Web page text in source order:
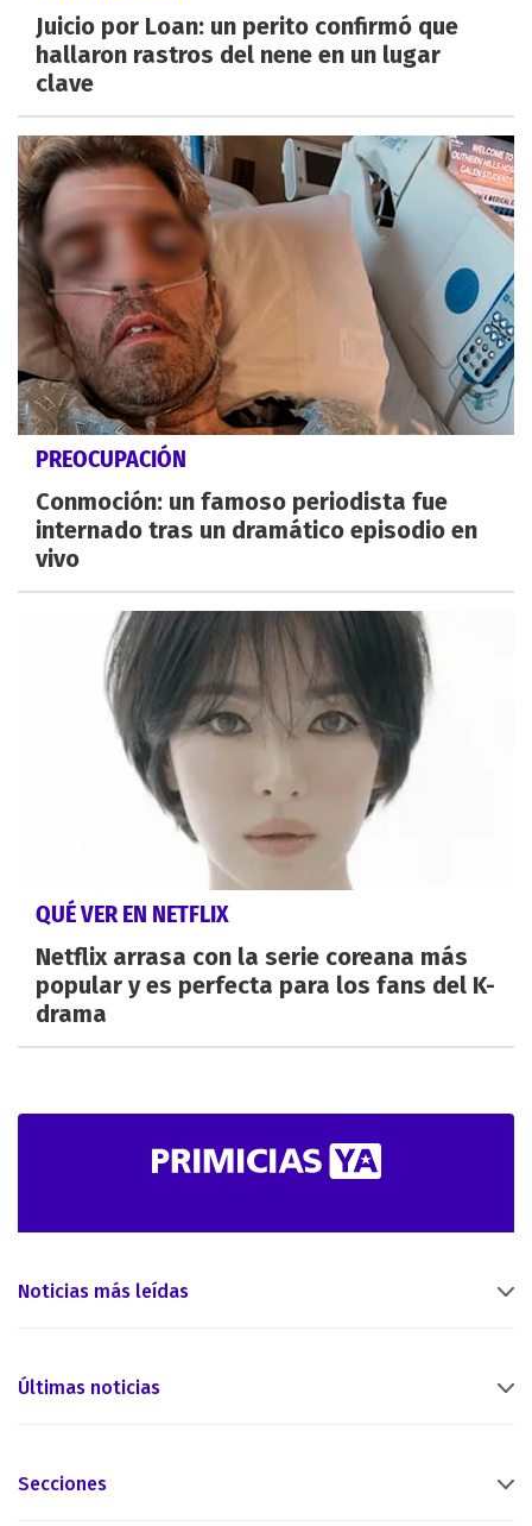
Juicio por Loan: un perito confirmó que
hallaron rastros del nene en un lugar
clave
PREOCUPACIÓN
Conmoción: un famoso periodista fue
internado tras un dramático episodio en
vivo
QUÉ VER EN NETFLIX
Netflix arrasa con la serie coreana más
popular y es perfecta para los fans del K-
drama
Noticias más leídas
Últimas noticias
Secciones